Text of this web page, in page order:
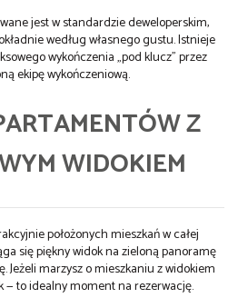
jest w standardzie deweloperskim,
według własnego gustu. Istnieje
wykończenia „pod klucz” przez
ekipę wykończeniową.
Z
WIDOKIEM
położonych mieszkań w całej
się piękny widok na zieloną panoramę
Jeżeli marzysz o mieszkaniu z widokiem
— to idealny moment na rezerwację.